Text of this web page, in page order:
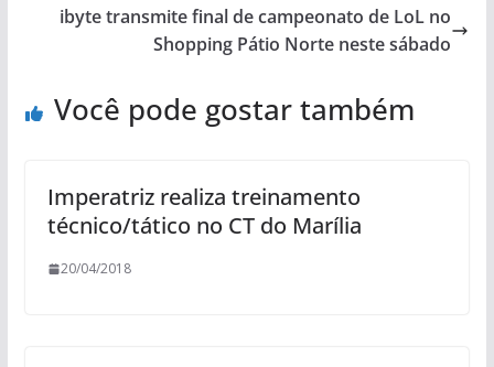
ibyte transmite final de campeonato de LoL no
Shopping Pátio Norte neste sábado
Você pode gostar também
Imperatriz realiza treinamento
técnico/tático no CT do Marília
20/04/2018